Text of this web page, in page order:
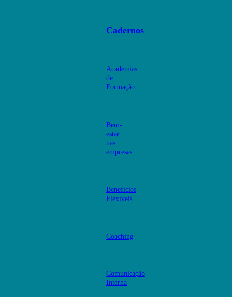
Cadernos
Academias
de
Formação
Bem-
estar
nas
empresas
Benefícios
Flexíveis
Coaching
Comunicação
Interna